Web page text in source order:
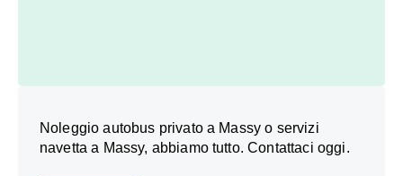
Noleggio autobus privato a Massy o servizi
navetta a Massy, abbiamo tutto. Contattaci oggi.